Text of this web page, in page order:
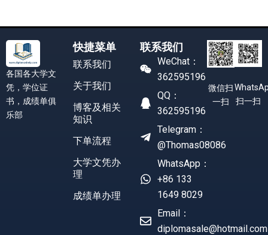
各国各大学文
凭，学位证
书，成绩单俱
乐部
快捷菜单
联系我们
关于我们
博客及相关
知识
下单流程
大学文凭办
理
成绩单办理
联系我们
WeChat：
362595196
QQ：
362595196
Telegram：
@Thomas08086
WhatsApp：
+86 133
1649 8029
Email：
diplomasale@hotmail.com
微信扫
一扫
扫一扫